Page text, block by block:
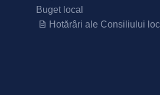
Buget local
Hotărâri ale Consiliului